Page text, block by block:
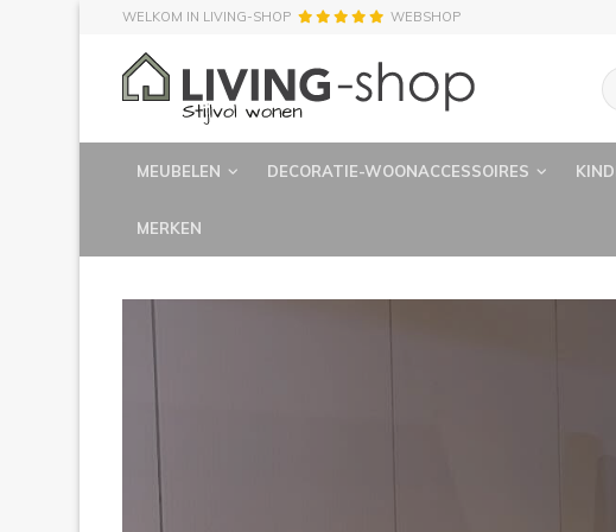
WELKOM IN LIVING-SHOP WEBSHOP
MEUBELEN DECORATIE-WOONACCESSOIRES
MERKEN